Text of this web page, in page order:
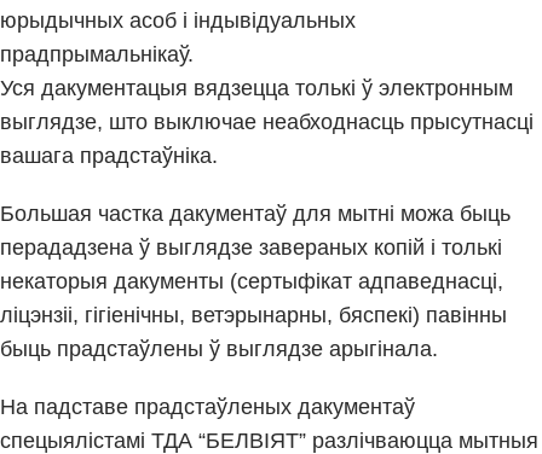
юрыдычных асоб і індывідуальных
прадпрымальнікаў.
Уся дакументацыя вядзецца толькі ў электронным
выглядзе, што выключае неабходнасць прысутнасці
вашага прадстаўніка.
Большая частка дакументаў для мытні можа быць
перададзена ў выглядзе завераных копій і толькі
некаторыя дакументы (сертыфікат адпаведнасці,
ліцэнзіі, гігіенічны, ветэрынарны, бяспекі) павінны
быць прадстаўлены ў выглядзе арыгінала.
На падставе прадстаўленых дакументаў
спецыялістамі ТДА “БЕЛВІЯТ” разлічваюцца мытныя